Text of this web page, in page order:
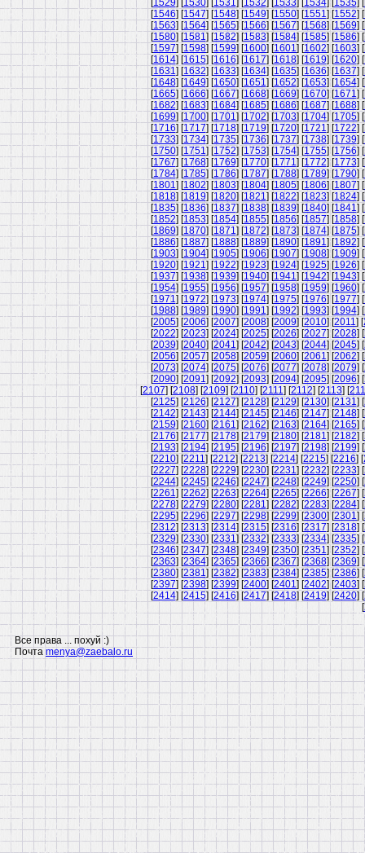
[1529] [1530] [1531] [1532] [1533] [1534] [1535] [
[1546] [1547] [1548] [1549] [1550] [1551] [1552] [
[1563] [1564] [1565] [1566] [1567] [1568] [1569] [
[1580] [1581] [1582] [1583] [1584] [1585] [1586] [
[1597] [1598] [1599] [1600] [1601] [1602] [1603] [
[1614] [1615] [1616] [1617] [1618] [1619] [1620] [
[1631] [1632] [1633] [1634] [1635] [1636] [1637] [
[1648] [1649] [1650] [1651] [1652] [1653] [1654] [
[1665] [1666] [1667] [1668] [1669] [1670] [1671] [
[1682] [1683] [1684] [1685] [1686] [1687] [1688] [
[1699] [1700] [1701] [1702] [1703] [1704] [1705] [
[1716] [1717] [1718] [1719] [1720] [1721] [1722] [
[1733] [1734] [1735] [1736] [1737] [1738] [1739] [
[1750] [1751] [1752] [1753] [1754] [1755] [1756] [
[1767] [1768] [1769] [1770] [1771] [1772] [1773] [
[1784] [1785] [1786] [1787] [1788] [1789] [1790] [
[1801] [1802] [1803] [1804] [1805] [1806] [1807] [
[1818] [1819] [1820] [1821] [1822] [1823] [1824] [
[1835] [1836] [1837] [1838] [1839] [1840] [1841] [
[1852] [1853] [1854] [1855] [1856] [1857] [1858] [
[1869] [1870] [1871] [1872] [1873] [1874] [1875] [
[1886] [1887] [1888] [1889] [1890] [1891] [1892] [
[1903] [1904] [1905] [1906] [1907] [1908] [1909] [
[1920] [1921] [1922] [1923] [1924] [1925] [1926] [
[1937] [1938] [1939] [1940] [1941] [1942] [1943] [
[1954] [1955] [1956] [1957] [1958] [1959] [1960] [
[1971] [1972] [1973] [1974] [1975] [1976] [1977] [
[1988] [1989] [1990] [1991] [1992] [1993] [1994] [
[2005] [2006] [2007] [2008] [2009] [2010] [2011] [
[2022] [2023] [2024] [2025] [2026] [2027] [2028] [
[2039] [2040] [2041] [2042] [2043] [2044] [2045] [
[2056] [2057] [2058] [2059] [2060] [2061] [2062] [
[2073] [2074] [2075] [2076] [2077] [2078] [2079] [
[2090] [2091] [2092] [2093] [2094] [2095] [2096] [
[2107] [2108] [2109] [2110] [2111] [2112] [2113] [
[2125] [2126] [2127] [2128] [2129] [2130] [2131] [
[2142] [2143] [2144] [2145] [2146] [2147] [2148] [
[2159] [2160] [2161] [2162] [2163] [2164] [2165] [
[2176] [2177] [2178] [2179] [2180] [2181] [2182] [
[2193] [2194] [2195] [2196] [2197] [2198] [2199] [
[2210] [2211] [2212] [2213] [2214] [2215] [2216] [
[2227] [2228] [2229] [2230] [2231] [2232] [2233] [
[2244] [2245] [2246] [2247] [2248] [2249] [2250] [
[2261] [2262] [2263] [2264] [2265] [2266] [2267] [
[2278] [2279] [2280] [2281] [2282] [2283] [2284] [
[2295] [2296] [2297] [2298] [2299] [2300] [2301] [
[2312] [2313] [2314] [2315] [2316] [2317] [2318] [
[2329] [2330] [2331] [2332] [2333] [2334] [2335] [
[2346] [2347] [2348] [2349] [2350] [2351] [2352] [
[2363] [2364] [2365] [2366] [2367] [2368] [2369] [
[2380] [2381] [2382] [2383] [2384] [2385] [2386] [
[2397] [2398] [2399] [2400] [2401] [2402] [2403] [
[2414] [2415] [2416] [2417] [2418] [2419] [2420] [
[
Все права ... похуй :)
Почта menya@zaebalo.ru